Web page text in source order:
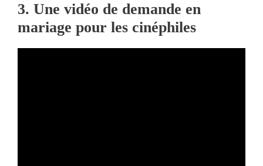
3. Une vidéo de demande en
mariage pour les cinéphiles